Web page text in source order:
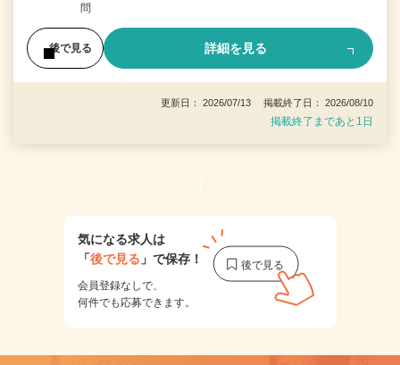
問
後で見る 詳細を見る
更新日： 2026/07/13 掲載終了日： 2026/08/10
掲載終了まであと1日
1
気になる求人は
「後で見る 」で保存！
会員登録なしで、
何件でも応募できます。